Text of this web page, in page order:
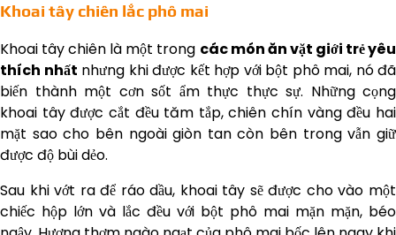
Khoai tây chiên lắc phô mai
Khoai tây chiên là một trong các món ăn vặt giới trẻ yêu
thích nhất nhưng khi được kết hợp với bột phô mai, nó đã
biến thành một cơn sốt ẩm thực thực sự. Những cọng
khoai tây được cắt đều tăm tắp, chiên chín vàng đều hai
mặt sao cho bên ngoài giòn tan còn bên trong vẫn giữ
được độ bùi dẻo.
Sau khi vớt ra để ráo dầu, khoai tây sẽ được cho vào một
chiếc hộp lớn và lắc đều với bột phô mai mặn mặn, béo